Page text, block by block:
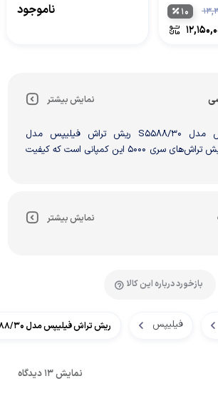
۱۰ ناموجود
نمایش بیشتر
ریش تراش فیلیپس مدل S5588/30 ریش تراش فیلیپس مدل
S5588/30 یکی از ریش تراش‌های سری 5000 این کمپانی است که کیفیت
نمایش بیشتر
بازخورد درباره این کالا
فیلیپس ریش تراش فیلیپس مدل S5588/30
نمایش 13 دیدگاه